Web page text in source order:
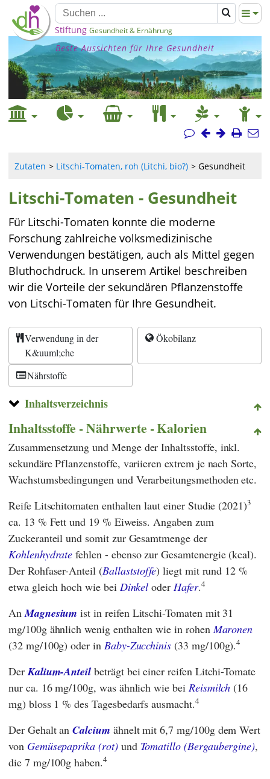
Stiftung Gesundheit & Ernährung
Beste Aussichten für Ihre Gesundheit
Zutaten Litschi-Tomaten, roh (Litchi, bio?) Gesundheit
Litschi-Tomaten - Gesundheit
Für Litschi-Tomaten konnte die moderne
Forschung zahlreiche volksmedizinische
Verwendungen bestätigen, auch als Mittel gegen
Bluthochdruck. In unserem Artikel beschreiben
wir die Vorteile der sekundären Pflanzenstoffe
von Litschi-Tomaten für Ihre Gesundheit.
Verwendung in der
K&uuml;che
Ökobilanz
Nährstoffe
Inhaltsverzeichnis
Inhaltsstoffe - Nährwerte - Kalorien
Zusammensetzung und Menge der Inhaltsstoffe, inkl.
sekundäre Pflanzenstoffe, variieren extrem je nach Sorte,
Wachstumsbedingungen und Verarbeitungsmethoden etc.
Reife Litschitomaten enthalten laut einer Studie (2021)3
ca. 13 % Fett und 19 % Eiweiss. Angaben zum
Zuckeranteil und somit zur Gesamtmenge der
Kohlenhydrate fehlen - ebenso zur Gesamtenergie (kcal).
Der Rohfaser-Anteil (Ballaststoffe) liegt mit rund 12 %
etwa gleich hoch wie bei Dinkel oderHafer.4
An Magnesium ist in reifen Litschi-Tomaten mit 31
mg/100g ähnlich wenig enthalten wie in rohenMaronen
(32 mg/100g) oder in Baby-Zucchinis (33 mg/100g).4
Der Kalium-Anteil beträgt bei einer reifen Litchi-Tomate
nur ca. 16 mg/100g, was ähnlich wie bei Reismilch (16
mg) bloss 1 % des Tagesbedarfs ausmacht.4
Der Gehalt anCalcium ähnelt mit 6,7 mg/100g dem Wert
von Gemüsepaprika (rot)und Tomatillo (Bergaubergine),
die 7 mg/100g haben.4